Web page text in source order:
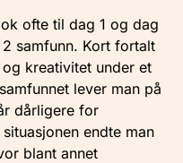
ofte til dag 1 og dag
samfunn. Kort fortalt
kreativitet under et
lever man på
dårligere for
endte man
blant annet